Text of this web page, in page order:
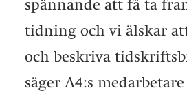
spännande att få ta
tidning och vi älskar
och beskriva
säger A4:s